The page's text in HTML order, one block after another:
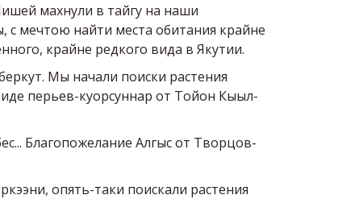
махнули в тайгу на наши
мечтою найти места обитания крайне
крайне редкого вида в Якутии.
Мы начали поиски растения
перьев-куорсуннар от Тойон Кыыл-
Благопожелание Алгыс от Творцов-
опять-таки поискали растения